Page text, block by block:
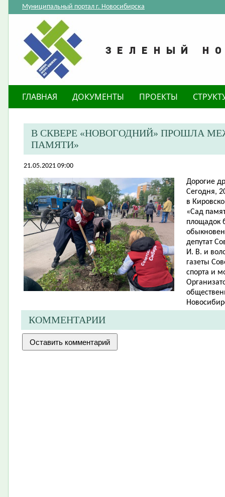
Муниципальный портал г. Новосибирска
ГЛАВНАЯ ДОКУМЕНТЫ ПРОЕКТЫ
В СКВЕРЕ «НОВОГОДНИЙ» ПРОШЛА
ПАМЯТИ»
21.05.2021 09:00
Дорогие
Сегодня,
в
«Сад
площадок
депутат
И. В. и
газеты
спорта и
КОММЕНТАРИИ